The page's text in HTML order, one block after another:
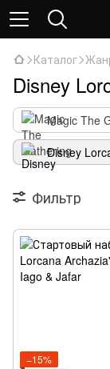
Каталог
Disney
Magic The
Disney
Фильтр
−15%